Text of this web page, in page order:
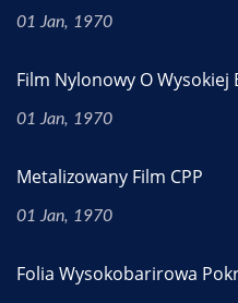
01 Jan, 1970
Film Nylonowy O
01 Jan, 1970
Metalizowany Film CPP
01 Jan, 1970
Folia Wysokobarirowa